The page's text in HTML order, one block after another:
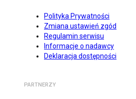
Polityka Prywatności
Zmiana ustawień zgód
Regulamin serwisu
Informacje o nadawcy
Deklaracja dostępności
PARTNERZY